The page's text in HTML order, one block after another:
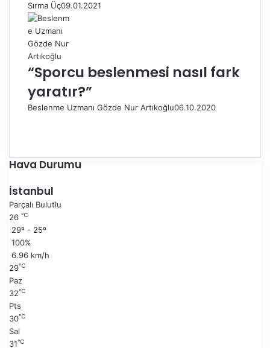
Sırma Üç09.01.2021
“Sporcu beslenmesi nasıl fark
yaratır?”
Beslenme Uzmanı Gözde Nur Artıkoğlu06.10.2020
e
k
s
a
a
n
k
i
y
f
Hava Durumu
İstanbul
Parçalı Bulutlu
26 ℃
29º - 25º
100%
6.96 km/h
29℃
Paz
32℃
Pts
30℃
Sal
31℃